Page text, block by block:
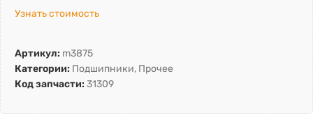
Узнать стоимость
Артикул: m3875
Категории: Подшипники, Прочее
Код запчасти: 31309